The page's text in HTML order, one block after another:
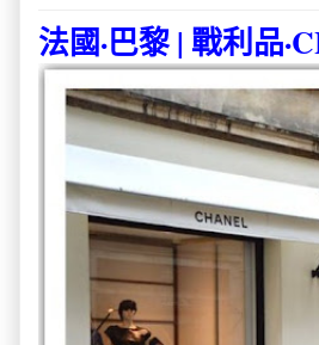
法國·巴黎 | 戰利品